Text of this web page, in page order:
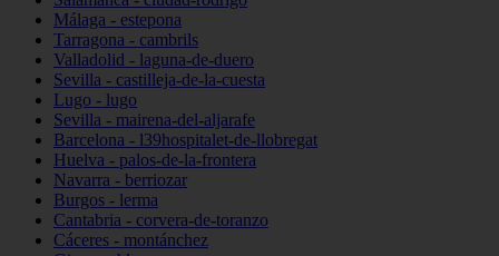
Málaga - estepona
Tarragona - cambrils
Valladolid - laguna-de-duero
Sevilla - castilleja-de-la-cuesta
Lugo - lugo
Sevilla - mairena-del-aljarafe
Barcelona - l39hospitalet-de-llobregat
Huelva - palos-de-la-frontera
Navarra - berriozar
Burgos - lerma
Cantabria - corvera-de-toranzo
Cáceres - montánchez